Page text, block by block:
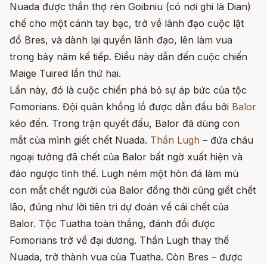
Nuada được thần thợ rèn Goibniu (có nơi ghi là Dian)
chế cho một cánh tay bạc, trở về lãnh đạo cuộc lật
đổ Bres, và dành lại quyền lãnh đạo, lên làm vua
trong bảy năm kế tiếp. Điều này dẫn đến cuộc chiến
Maige Tuired lần thứ hai.
Lần này, đó là cuộc chiến phá bỏ sự áp bức của tộc
Fomorians. Đội quân khổng lồ được dẫn đầu bởi Balor
kéo đến. Trong trận quyết đấu, Balor đã dùng con
mắt của mình giết chết Nuada. Thần Lugh – đứa cháu
ngoại tưởng đã chết của Balor bất ngờ xuất hiện và
đảo ngược tình thế. Lugh ném một hòn đá làm mù
con mắt chết người của Balor đồng thời cũng giết chết
lão, đúng như lời tiên tri dự đoán về cái chết của
Balor. Tộc Tuatha toàn thắng, đánh đổi được
Fomorians trở về đại dương. Thần Lugh thay thế
Nuada, trở thành vua của Tuatha. Còn Bres – được